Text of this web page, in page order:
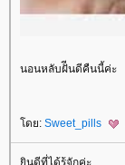
นอนหลับฝัีนดีคืนนี้ค่ะ
ดย: Sweet_pills
ินดีที่ได้รู้จักค่ะ